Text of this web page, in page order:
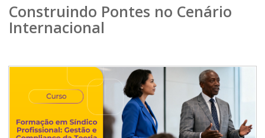
Construindo Pontes no Cenário
Internacional